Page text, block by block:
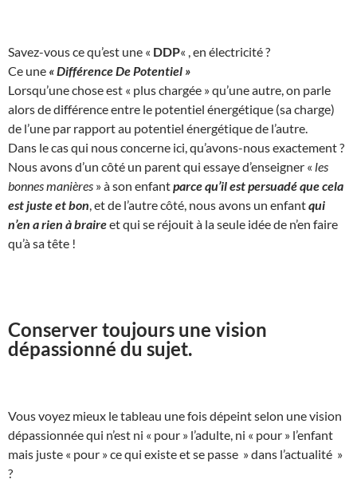
Savez-vous ce qu’est une « DDP« , en électricité ?
Ce une « Différence De Potentiel »
Lorsqu’une chose est « plus chargée » qu’une autre, on parle
alors de différence entre le potentiel énergétique (sa charge)
de l’une par rapport au potentiel énergétique de l’autre.
Dans le cas qui nous concerne ici, qu’avons-nous exactement ?
Nous avons d’un côté un parent qui essaye d’enseigner « les
bonnes manières » à son enfantparce qu’il est persuadé que cela
est juste et bon , et de l’autre côté, nous avons un enfantqui
n’en a rien à braireet qui se réjouit à la seule idée de n’en faire
qu’à sa tête !
Conserver toujours une vision
dépassionné du sujet.
Vous voyez mieux le tableau une fois dépeint selon une vision
dépassionnée qui n’est ni « pour » l’adulte, ni « pour » l’enfant
mais juste « pour » ce qui existe et se passe » dans l’actualité »
?